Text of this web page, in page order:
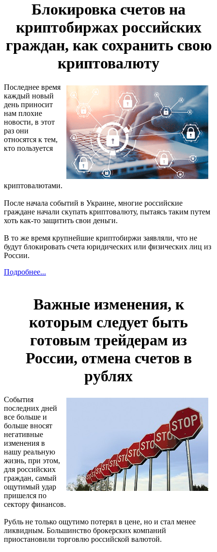
Блокировка счетов на
криптобиржах российских
граждан, как сохранить свою
криптовалюту
Последнее время
каждый новый
день приносит
нам плохие
новости, в этот
раз они
относятся к тем,
кто пользуется
криптовалютами.
После начала событий в Украине, многие российские
граждане начали скупать криптовалюту, пытаясь таким путем
хоть как-то защитить свои деньги.
В то же время крупнейшие криптобиржи заявляли, что не
будут блокировать счета юридических или физических лиц из
России.
Подробнее...
Важные изменения, к
которым следует быть
готовым трейдерам из
России, отмена счетов в
рублях
События
последних дней
все больше и
больше вносят
негативные
изменения в
нашу реальную
жизнь, при этом,
для российских
граждан, самый
ощутимый удар
пришелся по
сектору финансов.
Рубль не только ощутимо потерял в цене, но и стал менее
ликвидным. Большинство брокерских компаний
приостановили торговлю российской валютой.